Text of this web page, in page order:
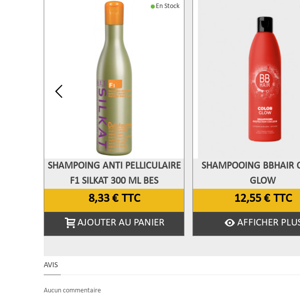
En Stock
Afficher Plus
SHAMPOING ANTI PELLICULAIRE
F1 SILKAT 300 ML BES
8,33 € TTC
AJOUTER AU PANIER
Afficher Plus
SHAMPOOING BBHAIR
GLOW
12,55 € TTC
AFFICHER
AVIS
Aucun commentaire